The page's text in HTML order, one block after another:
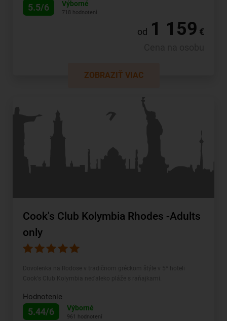
5.5/6 Výborné
718 hodnotení
od 1 159 €
ZOBRAZIŤ VIAC
Cook's Club Kolymbia Rhodes -Adults
only
Hodnotenie
5.44/6 Výborné
961 hodnotení